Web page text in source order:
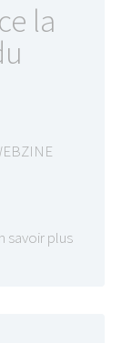
la
savoir plus